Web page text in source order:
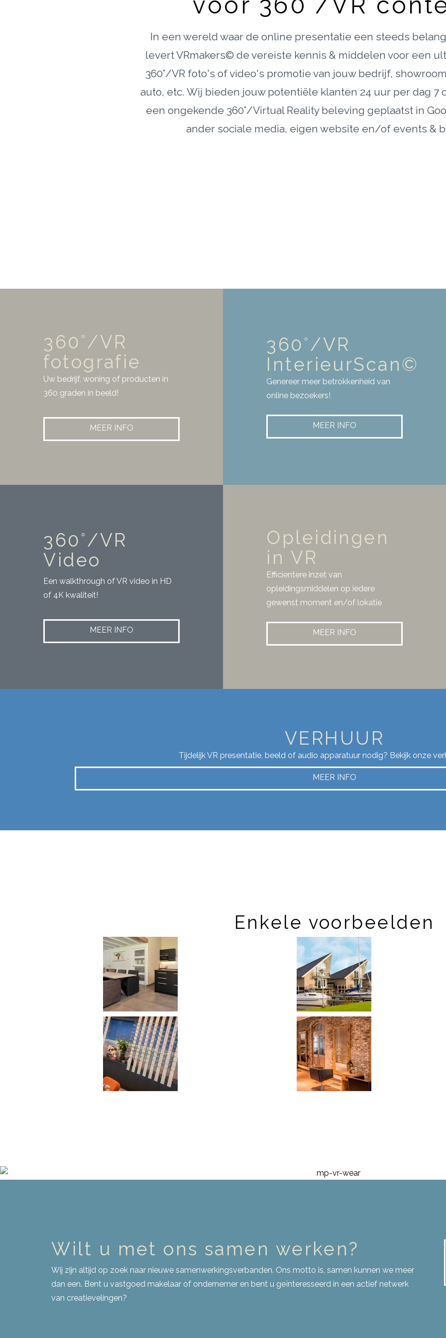
In een wereld waar de online presentatie een steeds
levert VRmakers© de vereiste kennis & middelen voor een
360°/VR foto's of video's promotie van jouw bedrijf,
auto, etc. Wij bieden jouw potentiële klanten 24 uur per dag 7
een ongekende 360°/Virtual Reality beleving geplaatst in
ander sociale media, eigen website en/of events &
360°/VR
fotografie
Uw bedrijf, woning of producten in
360 graden in beeld!
MEER INFO
360°/VR
InterieurScan©
Genereer meer betrokkenheid van
online bezoekers!
MEER INFO
360°/VR
Video
Een walkthrough of VR video in HD
of 4K kwaliteit!
MEER INFO
Opleidingen
in VR
Efficientere inzet van
opleidingsmiddelen op iedere
gewenst moment en/of lokatie
MEER INFO
VERHUUR
Tijdelijk VR presentatie, beeld of audio apparatuur nodig? Bekijk onze
MEER INFO
Enkele voorbeelden
Wilt u met ons samen werken?
Wij zijn altijd op zoek naar nieuwe samenwerkingsverbanden. Ons motto is, samen kunnen we meer
dan een. Bent u vastgoed makelaar of ondernemer en bent u geïnteresseerd in een actief netwerk
van creatievelingen?